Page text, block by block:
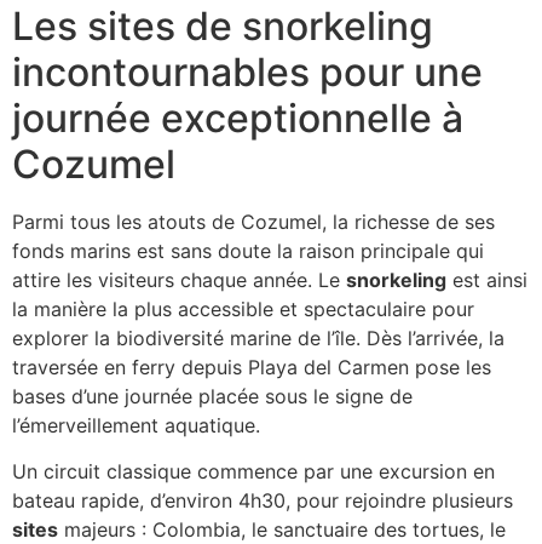
Les sites de snorkeling
incontournables pour une
journée exceptionnelle à
Cozumel
Parmi tous les atouts de Cozumel, la richesse de ses
fonds marins est sans doute la raison principale qui
attire les visiteurs chaque année. Le snorkeling est ainsi
la manière la plus accessible et spectaculaire pour
explorer la biodiversité marine de l’île. Dès l’arrivée, la
traversée en ferry depuis Playa del Carmen pose les
bases d’une journée placée sous le signe de
l’émerveillement aquatique.
Un circuit classique commence par une excursion en
bateau rapide, d’environ 4h30, pour rejoindre plusieurs
sites majeurs : Colombia, le sanctuaire des tortues, le